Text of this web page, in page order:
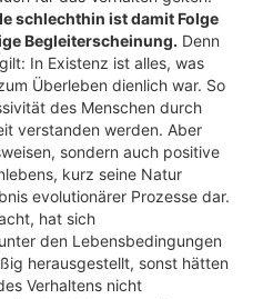
schlechthin ist damit Folge
Begleiterscheinung. Denn
In Existenz ist alles, was
Überleben dienlich war. So
des Menschen durch
verstanden werden. Aber
sondern auch positive
kurz seine Natur
evolutionärer Prozesse dar.
hat sich
den Lebensbedingungen
herausgestellt, sonst hätten
Verhaltens nicht